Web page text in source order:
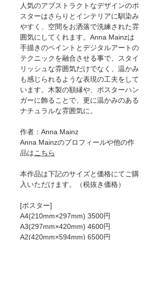
人気のアブストラクトなデザインのポ
スターはさらりとインテリアに馴染み
やすく、空間をお洒落で洗練された雰
囲気にしてくれます。Anna Mainzは
手描きのペイントとデジタルアートの
テクニックを融合させる事で、スタイ
リッシュな雰囲気だけでなく、温かみ
も感じられるような表現の工夫をして
います。木製の額縁や、ポスターハン
ガーに飾ることで、更に温かみのある
ナチュラルな雰囲気に。
作者：Anna Mainz
Anna Mainzのプロフィールや他の作
品はこちら
本作品は下記のサイズと価格にてご購
入いただけます。（税抜き価格）
[ポスター]
A4(210mm×297mm) 3500円
A3(297mm×420mm) 4600円
A2(420mm×594mm) 6500円